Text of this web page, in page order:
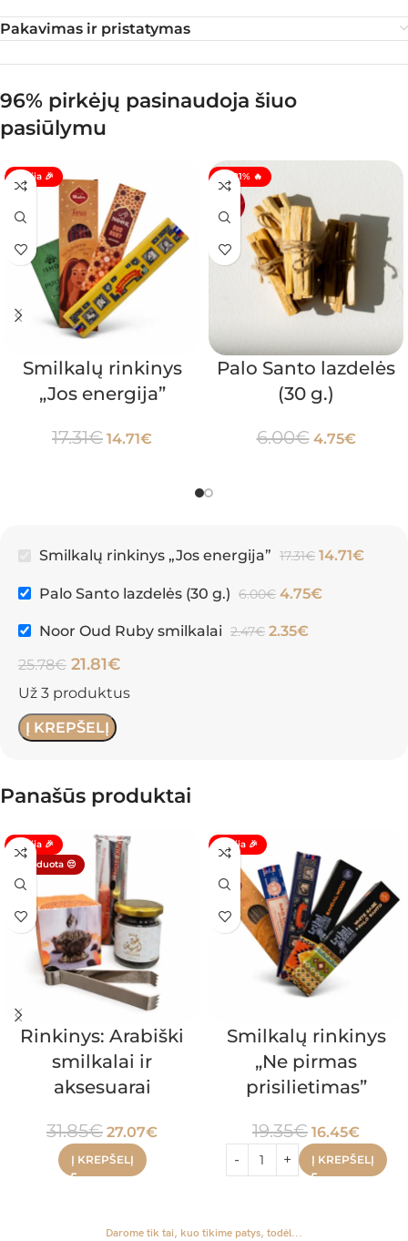
Pakavimas ir pristatymas
96% pirkėjų pasinaudoja šiuo
pasiūlymu
Akcija 🎉
Smilkalų rinkinys
„Jos energija”
17.31€ 14.71€
🔥 -21% 🔥
Palo Santo lazdelės
(30 g.)
6.00€ 4.75€
Smilkalų rinkinys „Jos energija” 17.31€ 14.71€
Palo Santo lazdelės (30 g.) 6.00€ 4.75€
Noor Oud Ruby smilkalai 2.47€ 2.35€
25.78€ 21.81€
Už 3 produktus
Į KREPŠELĮ
Panašūs produktai
Akcija 🎉
Išparduota 😔
Rinkinys: Arabiški
smilkalai ir
aksesuarai
31.85€ 27.07€
Į KREPŠELĮ
Akcija 🎉
Smilkalų rinkinys
„Ne pirmas
prisilietimas”
19.35€ 16.45€
Į KREPŠELĮ
Darome tik tai, kuo tikime patys, todėl...